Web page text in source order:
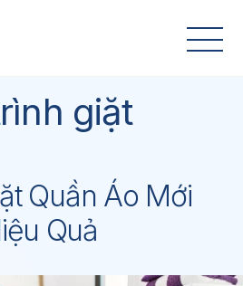
giặt
Quần Áo Mới
Quả